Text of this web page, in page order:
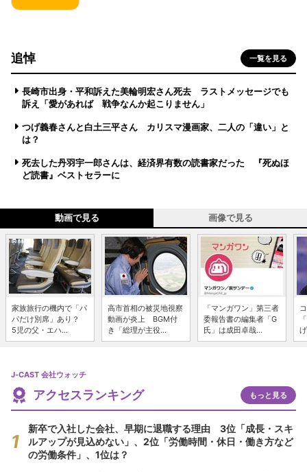
追悼 一覧を見る
長崎市出身・平和訴えた美輪明宏さん死去 ラストメッセージでも
訴え「愛があれば 戦争なんか起こりません」
つげ義春さんと白土三平さん カリスマ漫画家、二人の「違い」と
は？
死去した丹羽宇一郎さんは、経済界有数の読書家だった 『死ぬほ
ど読書』ベストセラーに
動画で見る 画像で見る
家族旅行の機内で「パ
パだけ別席」あり？
5児の父・エハ...
高市首相の被災地視察
動画が炎上 BGM付
き「総理が主役...
「マンガワン」第三者
委報告書の編集者「G
氏」は成田卓哉...
J-CAST 会社ウォッチ
アクセスランキング もっと見る
新卒で入社した会社、早期に退職する理由 3位「成長・スキ
ルアップが見込めない」、2位「労働時間・休日・働き方など
の労働条件」、1位は？